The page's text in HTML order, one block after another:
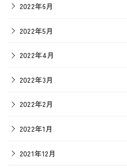
2022年6月
2022年5月
2022年4月
2022年3月
2022年2月
2022年1月
2021年12月